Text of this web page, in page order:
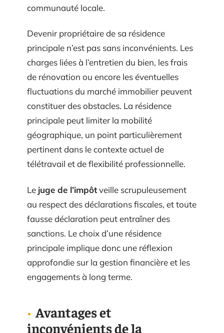
communauté locale.
Devenir propriétaire de sa résidence
principale n’est pas sans inconvénients. Les
charges liées à l’entretien du bien, les frais
de rénovation ou encore les éventuelles
fluctuations du marché immobilier peuvent
constituer des obstacles. La résidence
principale peut limiter la mobilité
géographique, un point particulièrement
pertinent dans le contexte actuel de
télétravail et de flexibilité professionnelle.
Le juge de l’impôtveille scrupuleusement
au respect des déclarations fiscales, et toute
fausse déclaration peut entraîner des
sanctions. Le choix d’une résidence
principale implique donc une réflexion
approfondie sur la gestion financière et les
engagements à long terme.
Avantages et
inconvénients de la